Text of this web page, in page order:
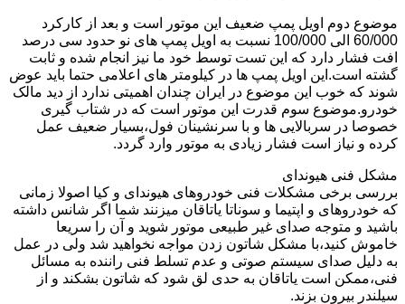
موضوع دوم اویل پمپ ضعیف این موتور است و بعد از کارکرد
60/000 الی 100/000 نسبت به اویل پمپ های نو حدود سی درصد
افت فشار دارد که این تست توسط خود ما نیز انجام شده و ثابت
گشته است.این اویل پمپ ها در کیلومتر های اعلامی حتما باید عوض
شوند که خوب این موضوع در ایران چندان اهمیتی ندارد از دید مالک
خودرو.موضوع سوم قدرت این موتور است که در شتاب گیری
خصوصا در سربالایی ها و با سرنشینان فول،بسیار ضعیف عمل
کرده و نیاز است فشار زیادی به موتور وارد گردد.
مشکل فنی هیوندای
بررسی برخی مشکلات فنی خودروهای هیوندای و کیا اصولا زمانی
که خودروهای و اپتیما و سوناتا یاتاقان میزنند شما اگر شانس داشته
باشید و متوجه صدای غیر طبیعی موتور شوید و آن را سریعا
خاموش کنید،با مشکل شاتون زدن مواجه نخواهید شد ولی در عمل
به دلیل صدای سیستم صوتی و عدم تسلط فنی راننده به مسائل
فنی،ممکن است یاتاقان به حدی لق شود که شاتون بشکند و از
سیلندر بیرون بزند.